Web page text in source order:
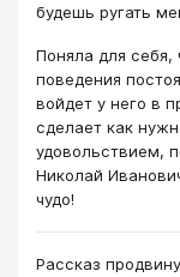
будешь ругать
Поняла для себя,
поведения
войдет у него в
сделает как
удовольствием,
Николай
чудо!
Рассказ